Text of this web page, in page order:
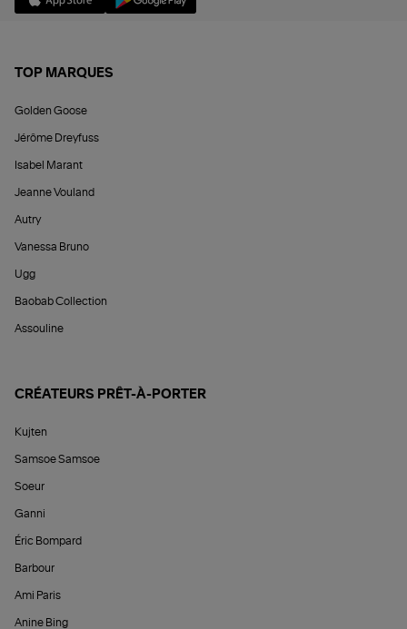
TOP MARQUES
Golden Goose
Jérôme Dreyfuss
Isabel Marant
Jeanne Vouland
Autry
Vanessa Bruno
Ugg
Baobab Collection
Assouline
CRÉATEURS PRÊT-À-PORTER
Kujten
Samsoe Samsoe
Soeur
Ganni
Éric Bompard
Barbour
Ami Paris
Anine Bing